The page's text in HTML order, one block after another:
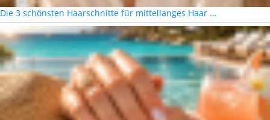
Die 3 schönsten Haarschnitte für mittellanges Haar …